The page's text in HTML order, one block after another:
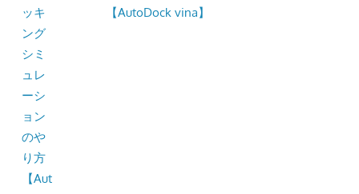
【AutoDock vina】